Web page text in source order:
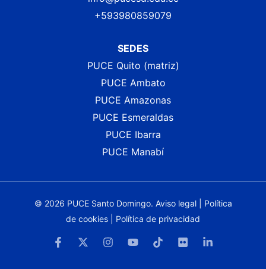
+593980859079
SEDES
PUCE Quito (matriz)
PUCE Ambato
PUCE Amazonas
PUCE Esmeraldas
PUCE Ibarra
PUCE Manabí
© 2026 PUCE Santo Domingo. Aviso legal| Política
de cookies
Política de privacidad